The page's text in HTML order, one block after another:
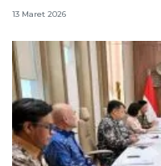
13 Maret 2026